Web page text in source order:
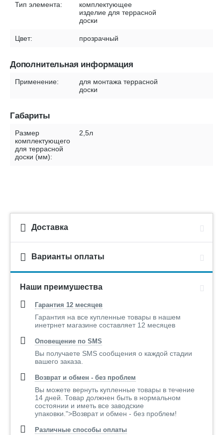
Тип элемента:
комплектующее
изделие для террасной
доски
Цвет: прозрачный
Дополнительная информация
Применение:
для монтажа террасной
доски
Габариты
Размер
комплектующего
для террасной
доски (мм):
2,5л
Доставка
Варианты оплаты
Наши преимушества
Гарантия 12 месяцев
Гарантия на все купленные товары в нашем
инетрнет магазине составляет 12 месяцев
Оповещение по SMS
Вы получаете SMS сообщения о каждой стадии
вашего заказа.
Возврат и обмен - без проблем
Вы можете вернуть купленные товары в течение
14 дней. Товар должнен быть в нормальном
состоянии и иметь все заводские
упаковки.">Возврат и обмен - без проблем!
Различные способы оплаты